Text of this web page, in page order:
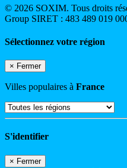
© 2026 SOXIM. Tous droits
Group SIRET : 483 489 019
Sélectionnez votre région
× Fermer
Villes populaires à France
S'identifier
× Fermer